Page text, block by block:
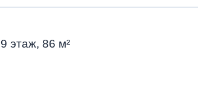
этаж, 86 м²